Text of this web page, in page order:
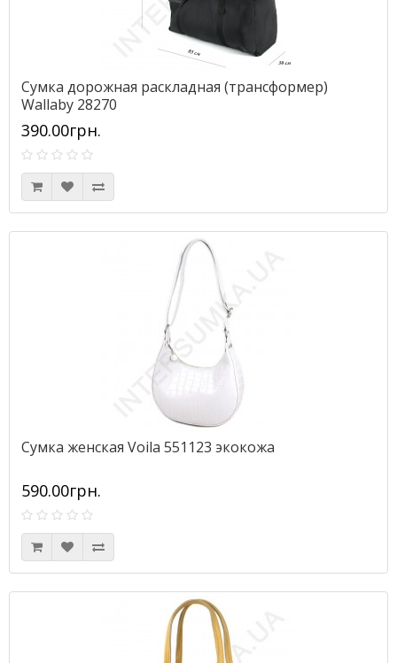
Сумка дорожная раскладная (трансформер)
Wallaby 28270
390.00грн.
Сумка женская Voila 551123 экокожа
590.00грн.